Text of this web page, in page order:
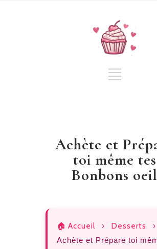
Achète et
toi même tes
Bonbons oeil
🏠 Accueil › Desserts
›
Achète et Prépare toi